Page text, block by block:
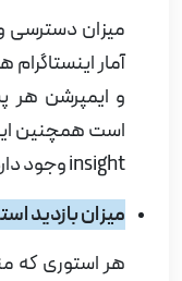
میزان دسترسی
آمار
و ایمپرشن هر
است همچنین
insightوجود
میزان بازدید
هر استوری که